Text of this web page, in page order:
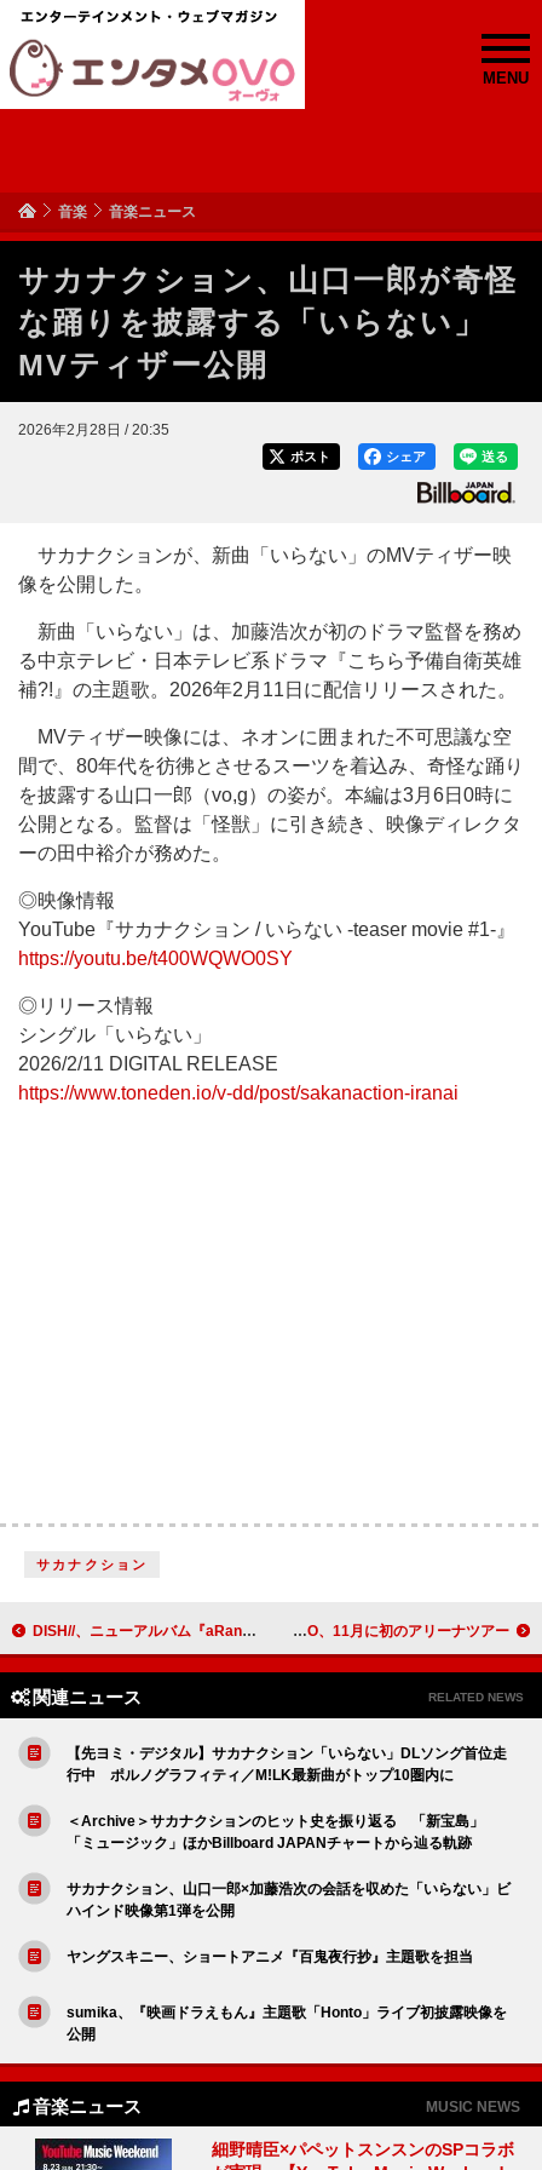
MENU
音楽 音楽ニュース
サカナクション、山口一郎が奇怪
な踊りを披露する「いらない」
MVティザー公開
2026年2月28日 / 20:35
送る
シェア
ポスト
サカナクションが、新曲「いらない」のMVティザー映
像を公開した。
新曲「いらない」は、加藤浩次が初のドラマ監督を務め
る中京テレビ・日本テレビ系ドラマ『こちら予備自衛英雄
補?!』の主題歌。2026年2月11日に配信リリースされた。
MVティザー映像には、ネオンに囲まれた不可思議な空
間で、80年代を彷彿とさせるスーツを着込み、奇怪な踊り
を披露する山口一郎（vo,g）の姿が。本編は3月6日0時に
公開となる。監督は「怪獣」に引き続き、映像ディレクタ
ーの田中裕介が務めた。
◎映像情報
YouTube『サカナクション / いらない -teaser movie #1-』
https://youtu.be/t400WQWO0SY
◎リリース情報
シングル「いらない」
2026/2/11 DIGITAL RELEASE
https://www.toneden.io/v-dd/post/sakanaction-iranai
サカナクション
DISH//、ニューアルバム『aRange』収録曲＆ジャケットを公開 TOMOO、11月に初のアリーナツアー
関連ニュース RELATED NEWS
【先ヨミ・デジタル】サカナクション「いらない」DLソング首位走
行中 ポルノグラフィティ／M!LK最新曲がトップ10圏内に
＜Archive＞サカナクションのヒット史を振り返る 「新宝島」
「ミュージック」ほかBillboard JAPANチャートから辿る軌跡
サカナクション、山口一郎×加藤浩次の会話を収めた「いらない」ビ
ハインド映像第1弾を公開
ヤングスキニー、ショートアニメ『百鬼夜行抄』主題歌を担当
sumika、『映画ドラえもん』主題歌「Honto」ライブ初披露映像を
公開
音楽ニュース MUSIC NEWS
細野晴臣×パペットスンスンのSPコラボ